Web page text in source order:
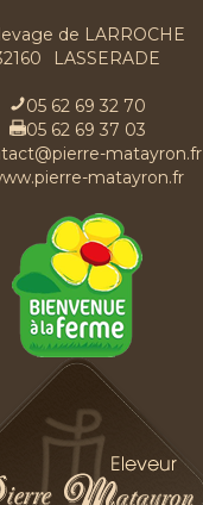
de LARROCHE
LASSERADE
05 62 69 32 70
05 62 69 37 03
matayron.fr
matayron.fr